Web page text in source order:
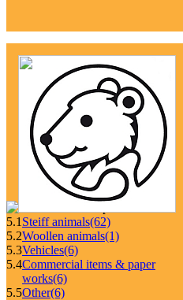
5.1 Steiff animals(62)
5.2Woollen animals(1)
5.3Vehicles(6)
5.4Commercial items & paper
works(6)
5.5Other(6)